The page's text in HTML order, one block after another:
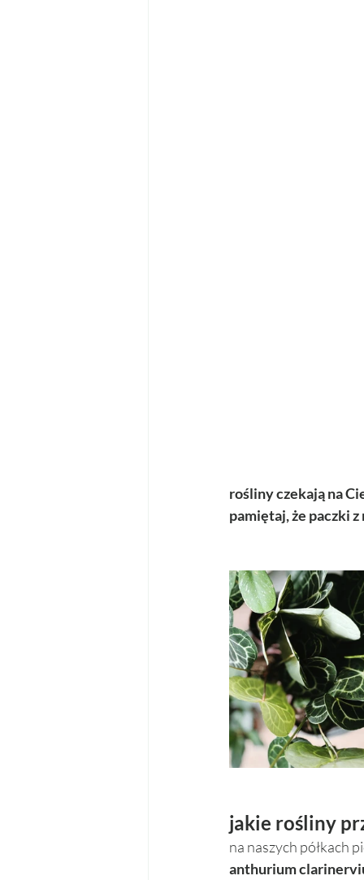
rośliny czekają na
pamiętaj, że paczki
jakie rośliny
na naszych półkach
anthurium